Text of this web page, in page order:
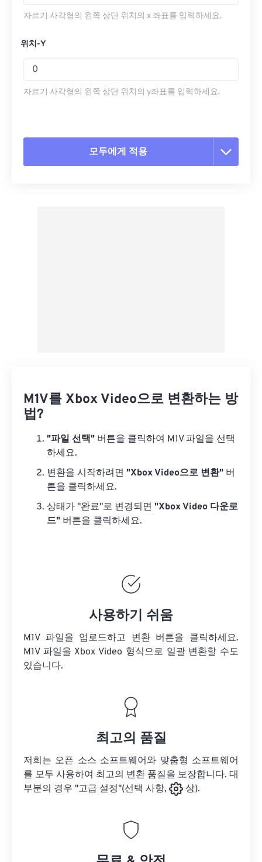
자르기 사각형의 왼쪽 상단 위치의 x 좌표를 입력하세요.
위치-Y
자르기 사각형의 왼쪽 상단 위치의 y좌표를 입력하세요.
모두에게 적용
M1V를 Xbox Video으로 변환하는 방
법?
"파일 선택" 버튼을 클릭하여 M1V 파일을 선택
하세요.
변환을 시작하려면 "Xbox Video으로 변환" 버
튼을 클릭하세요.
상태가 "완료"로 변경되면 "Xbox Video 다운로
드" 버튼을 클릭하세요.
사용하기 쉬움
M1V 파일을 업로드하고 변환 버튼을 클릭하세요.
M1V 파일을 Xbox Video 형식으로 일괄 변환할 수도
있습니다.
최고의 품질
저희는 오픈 소스 소프트웨어와 맞춤형 소프트웨어
를 모두 사용하여 최고의 변환 품질을 보장합니다. 대
부분의 경우 "고급 설정"(선택 사항,
상).